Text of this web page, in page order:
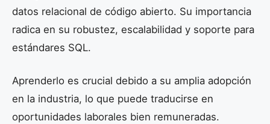
datos relacional de código abierto. Su importancia
radica en su robustez, escalabilidad y soporte para
estándares SQL.
Aprenderlo es crucial debido a su amplia adopción
en la industria, lo que puede traducirse en
oportunidades laborales bien remuneradas.